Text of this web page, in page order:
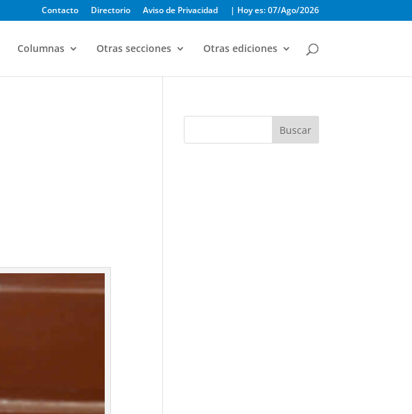
Contacto Directorio Aviso de Privacidad | Hoy es: 07/Ago/2026
Columnas Otras secciones Otras ediciones
Buscar